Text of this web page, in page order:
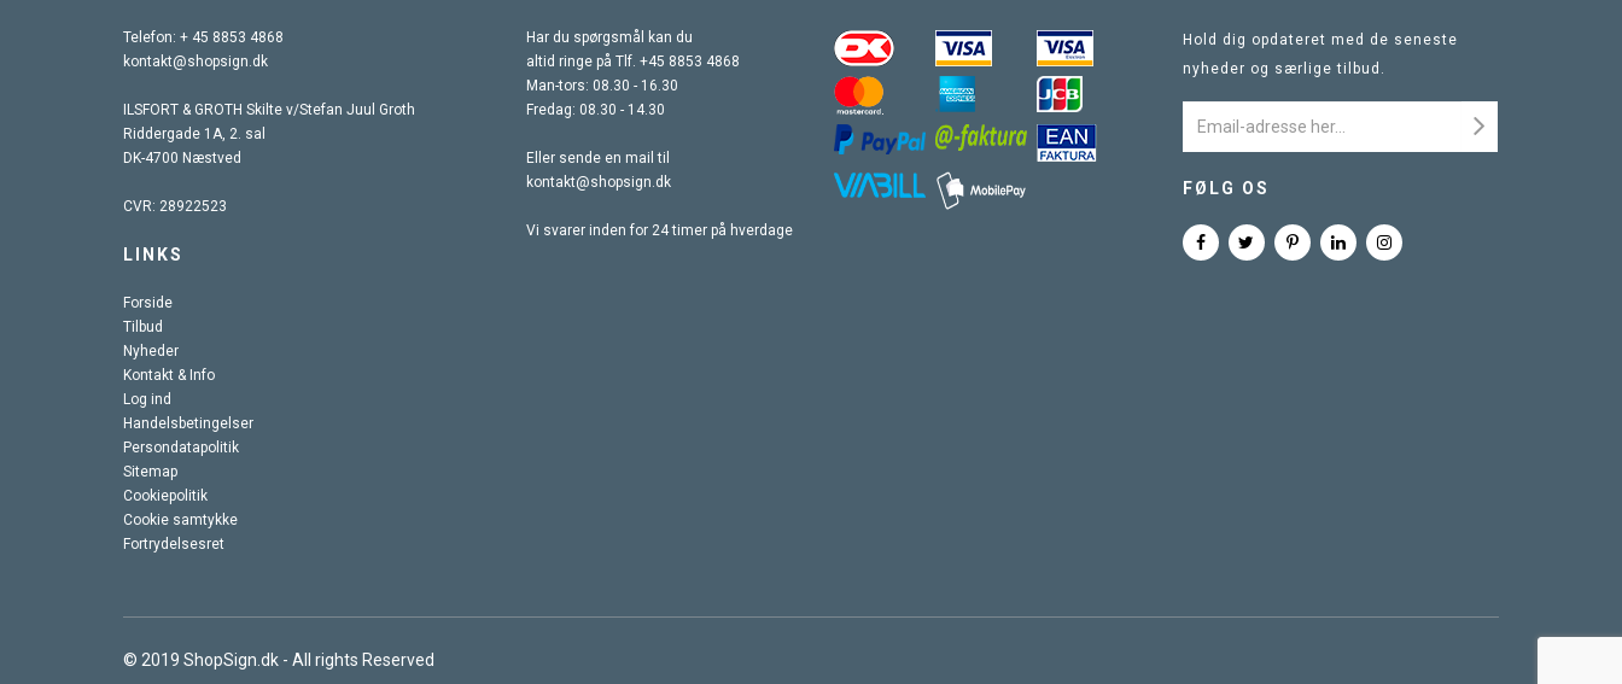
Telefon: + 45 8853 4868
kontakt@shopsign.dk
ILSFORT & GROTH Skilte v/Stefan Juul Groth
Riddergade 1A, 2. sal
DK-4700 Næstved
CVR: 28922523
Har du spørgsmål kan du
altid ringe på Tlf. +45 8853 4868
Man-tors: 08.30 - 16.30
Fredag: 08.30 - 14.30
Eller sende en mail til
kontakt@shopsign.dk
Vi svarer inden for 24 timer på hverdage
LINKS
Forside
Tilbud
Nyheder
Kontakt & Info
Log ind
Handelsbetingelser
Persondatapolitik
Sitemap
Cookiepolitik
Cookie samtykke
Fortrydelsesret
Hold dig opdateret med de seneste
nyheder og særlige tilbud.
FØLG OS
© 2019 ShopSign.dk - All rights Reserved